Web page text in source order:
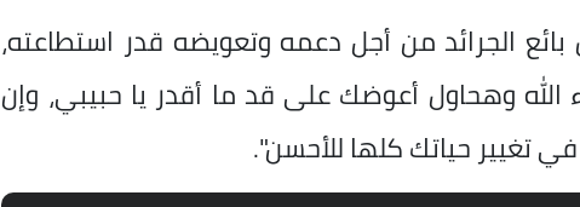
الجرائد من أجل دعمه وتعويضه قدر استطاعته،
الله وهحاول أعوضك على قد ما أقدر يا حبيبي، وإن
تغيير حياتك كلها للأحسن".